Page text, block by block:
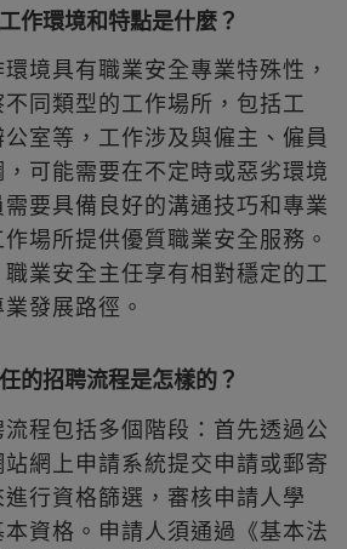
作環境和特點是什麼？
境具有職業安全專業特殊性，
同類型的工作場所，包括工
室等，工作涉及與僱主、僱員
可能需要在不定時或惡劣環境
要具備良好的溝通技巧和專業
場所提供優質職業安全服務。
業安全主任享有相對穩定的工
發展路徑。
的招聘流程是怎樣的？
程包括多個階段：首先透過公
網上申請系統提交申請或郵寄
行資格篩選，審核申請人學
資格。申請人須通過《基本法